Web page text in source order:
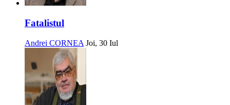
Fatalistul
Andrei CORNEA Joi, 30 Iul